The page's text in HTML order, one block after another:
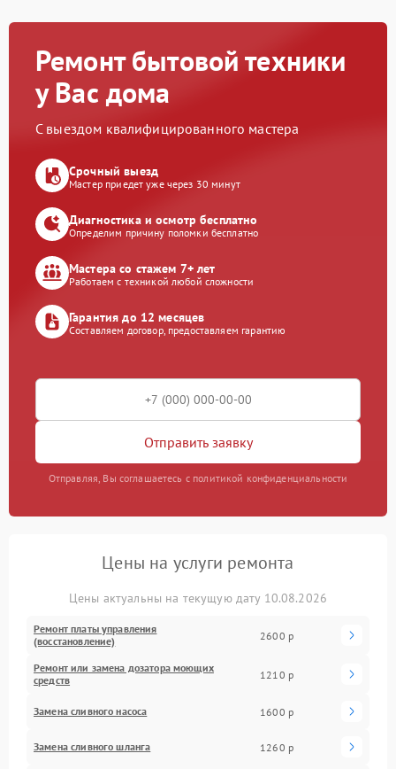
Ремонт бытовой техники
у Вас дома
С выездом квалифицированного мастера
Срочный выезд
Мастер приедет уже через 30 минут
Диагностика и осмотр бесплатно
Определим причину поломки бесплатно
Мастера со стажем 7+ лет
Работаем с техникой любой сложности
Гарантия до 12 месяцев
Составляем договор, предоставляем гарантию
Отправить заявку
Отправляя, Вы соглашаетесь с политикой конфиденциальности
Цены на услуги ремонта
Цены актуальны на текущую дату 10.08.2026
Ремонт платы управления
(восстановление)
2600 р
Ремонт или замена дозатора моющих
средств
1210 р
Замена сливного насоса 1600 р
Замена сливного шланга 1260 р